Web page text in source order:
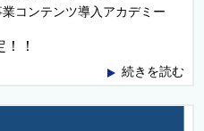
業コンテンツ導入アカデミー
！
続きを読む